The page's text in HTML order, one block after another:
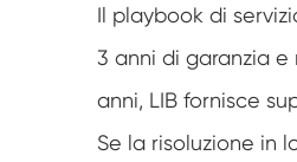
Il playbook di
3 anni di garanzia
anni, LIB fornisce
Se la risoluzione in